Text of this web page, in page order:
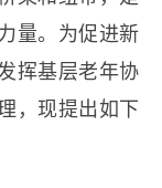
量。为促进新
挥基层老年协
，现提出如下